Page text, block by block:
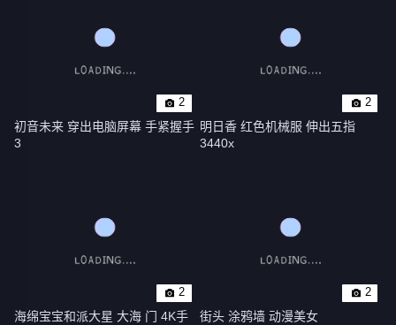
2
初音未来 穿出电脑屏幕 手紧握手
3
2
明日香 红色机械服 伸出五指
3440x
2
海绵宝宝和派大星 大海 门 4K手
2
街头 涂鸦墙 动漫美女